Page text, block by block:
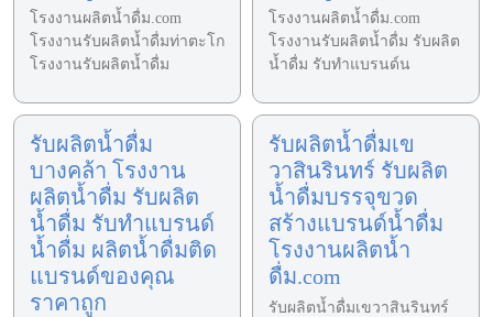
โรงงานผลิตน้ำดื่ม.com
โรงงานรับผลิตน้ำดื่มท่าตะโก
โรงงานรับผลิตน้ำดื่ม
โรงงานผลิตน้ำดื่ม.com
โรงงานรับผลิตน้ำดื่ม รับผลิต
น้ำดื่ม รับทำแบรนด์น
รับผลิตน้ำดื่ม
บางคล้า โรงงาน
ผลิตน้ำดื่ม รับผลิต
น้ำดื่ม รับทำแบรนด์
น้ำดื่ม ผลิตน้ำดื่มติด
แบรนด์ของคุณ
ราคาถูก
รับผลิตน้ำดื่มเข
วาสินรินทร์ รับผลิต
น้ำดื่มบรรจุขวด
สร้างแบรนด์น้ำดื่ม
โรงงานผลิตน้ำ
ดื่ม.com
รับผลิตน้ำดื่มเขวาสินรินทร์